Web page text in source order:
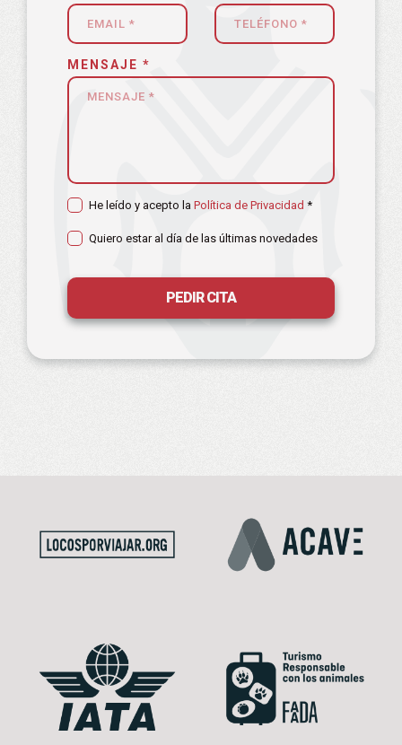
MENSAJE *
He leído y acepto la Política de Privacidad *
Quiero estar al día de las últimas novedades
PEDIR CITA